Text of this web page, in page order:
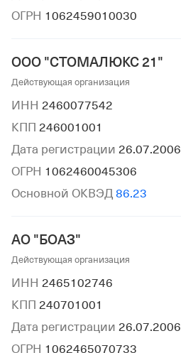
ОГРН 1062459010030
ООО "СТОМАЛЮКС 21"
Действующая организация
ИНН 2460077542
КПП 246001001
Дата регистрации 26.07.2006
ОГРН 1062460045306
Основной ОКВЭД 86.23
АО "БОАЗ"
Действующая организация
ИНН 2465102746
КПП 240701001
Дата регистрации 26.07.2006
ОГРН 1062465070733